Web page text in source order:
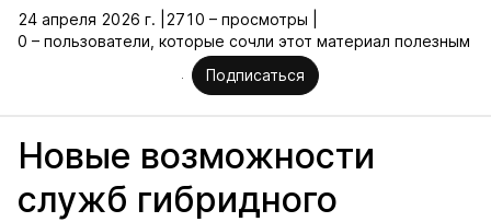
24 апреля 2026 г. |
2710 – просмотры |
0 – пользователи, которые сочли этот материал полезным
Подписаться
Новые возможности
служб гибридного